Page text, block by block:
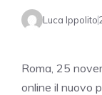
Luca Ippolito
Roma, 25
online il nuovo